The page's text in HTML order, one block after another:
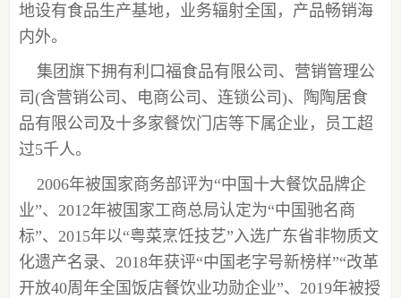
地设有食品生产基地， 业务辐射全国，产品畅销海
内外。
集团旗下拥有利口福食品有限公司、营销管理公
司(含营销公司、电商公司、连锁公司)、
陶陶居食
品有限公司 及十多家餐饮门店等下属企业，员工超
过5千人。
2006年被国家商务部评为“中国十大餐饮品牌企
业”、2012年被国家工商总局认定为“中国驰名商
标”、 2015年以“粤菜烹饪技艺”入选广东省非物质文
化遗产名录、 2018年获评“中国老字号新榜样”“改革
开放40周年全国饭店餐饮业功勋企业”、 2019年被授